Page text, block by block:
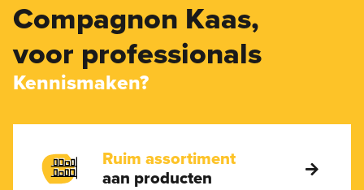
Compagnon Kaas,
voor professionals
Kennismaken?
Ruim assortiment
aan producten